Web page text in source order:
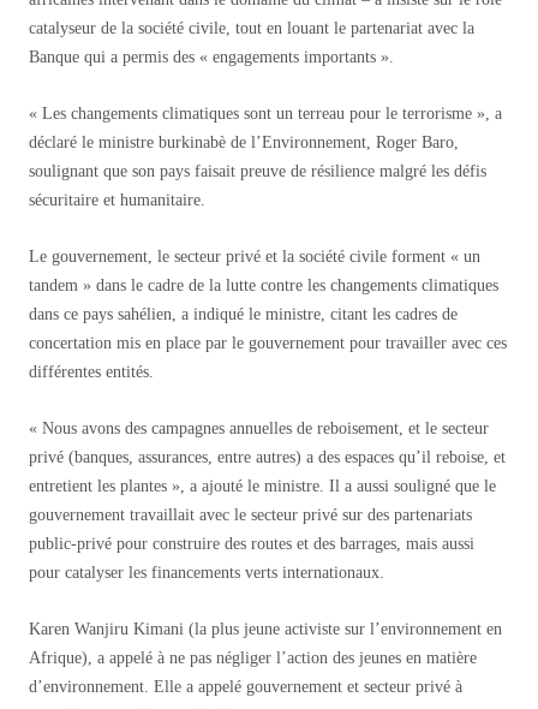
catalyseur de la société civile, tout en louant le partenariat avec la
Banque qui a permis des « engagements importants ».
« Les changements climatiques sont un terreau pour le terrorisme », a
déclaré le ministre burkinabè de l’Environnement, Roger Baro,
soulignant que son pays faisait preuve de résilience malgré les défis
sécuritaire et humanitaire.
Le gouvernement, le secteur privé et la société civile forment « un
tandem » dans le cadre de la lutte contre les changements climatiques
dans ce pays sahélien, a indiqué le ministre, citant les cadres de
concertation mis en place par le gouvernement pour travailler avec ces
différentes entités.
« Nous avons des campagnes annuelles de reboisement, et le secteur
privé (banques, assurances, entre autres) a des espaces qu’il reboise, et
entretient les plantes », a ajouté le ministre. Il a aussi souligné que le
gouvernement travaillait avec le secteur privé sur des partenariats
public-privé pour construire des routes et des barrages, mais aussi
pour catalyser les financements verts internationaux.
Karen Wanjiru Kimani (la plus jeune activiste sur l’environnement en
Afrique), a appelé à ne pas négliger l’action des jeunes en matière
d’environnement. Elle a appelé gouvernement et secteur privé à